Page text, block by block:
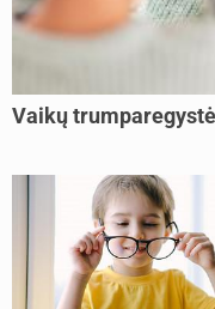
Vaikų trumparegystė